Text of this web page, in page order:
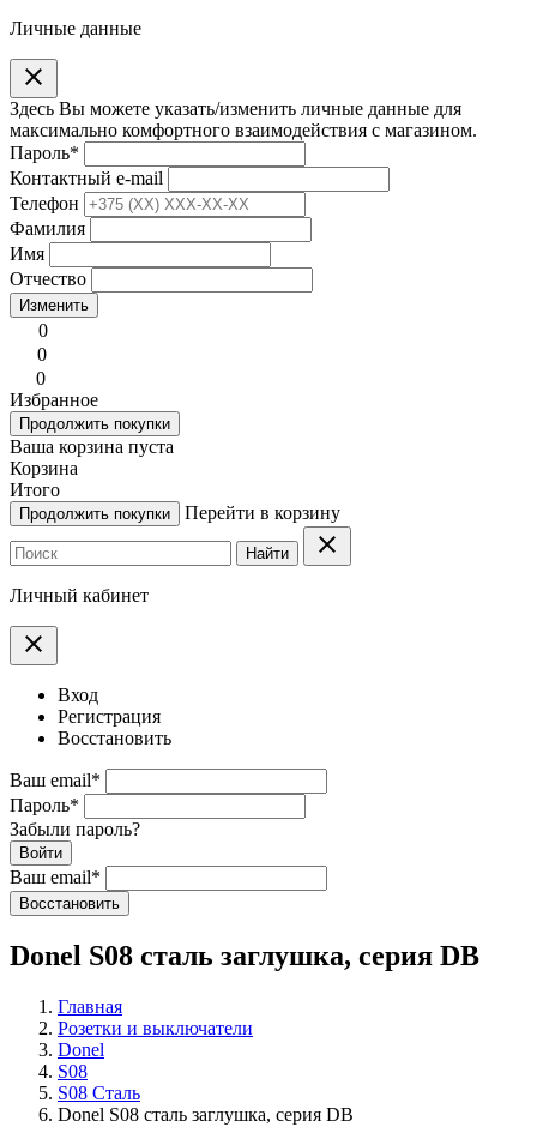
Личные данные
clear
Здесь Вы можете указать/изменить личные данные для
максимально комфортного взаимодействия с магазином.
Пароль*
Контактный e-mail
Телефон
Фамилия
Имя
Отчество
Изменить
0
0
0
Избранное
Продолжить покупки
Ваша корзина пуста
Корзина
Итого
Продолжить покупки Перейти в корзину
Найти clear
Личный кабинет
clear
Вход
Регистрация
Восстановить
Ваш email*
Пароль*
Забыли пароль?
Войти
Ваш email*
Воcстановить
Donel S08 сталь заглушка, серия DB
Главная
Розетки и выключатели
Donel
S08
S08 Сталь
Donel S08 сталь заглушка, серия DB